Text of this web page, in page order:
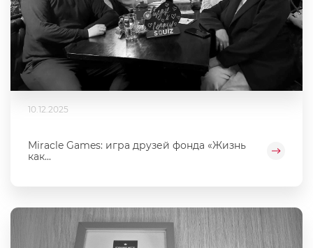
10.12.2025
Miracle Games: игра друзей фонда «Жизнь
как...